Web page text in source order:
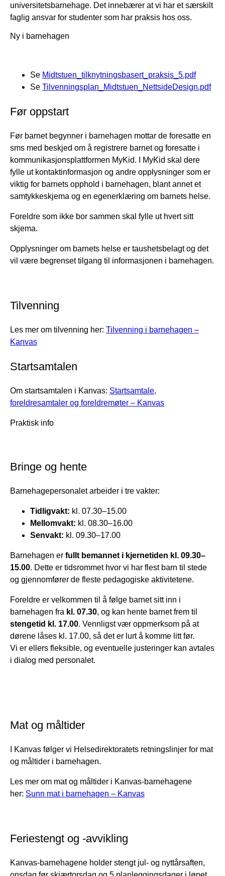
universitetsbarnehage. Det innebærer at vi har et særskilt
faglig ansvar for studenter som har praksis hos oss.
Ny i barnehagen
Se Midtstuen_tilknytningsbasert_praksis_5.pdf
Se Tilvenningsplan_Midtstuen_NettsideDesign.pdf
Før oppstart
Før barnet begynner i barnehagen mottar de foresatte en
sms med beskjed om å registrere barnet og foresatte i
kommunikasjonsplattformen MyKid. I MyKid skal dere
fylle ut kontaktinformasjon og andre opplysninger som er
viktig for barnets opphold i barnehagen, blant annet et
samtykkeskjema og en egenerklæring om barnets helse.
Foreldre som ikke bor sammen skal fylle ut hvert sitt
skjema.
Opplysninger om barnets helse er taushetsbelagt og det
vil være begrenset tilgang til informasjonen i barnehagen.
Tilvenning
Les mer om tilvenning her: Tilvenning i barnehagen –
Kanvas
Startsamtalen
Om startsamtalen i Kanvas: Startsamtale,
foreldresamtaler og foreldremøter – Kanvas
Praktisk info
Bringe og hente
Barnehagepersonalet arbeider i tre vakter:
Tidligvakt: kl. 07.30–15.00
Mellomvakt: kl. 08.30–16.00
Senvakt: kl. 09.30–17.00
Barnehagen er fullt bemannet i kjernetiden kl. 09.30–
15.00. Dette er tidsrommet hvor vi har flest barn til stede
og gjennomfører de fleste pedagogiske aktivitetene.
Foreldre er velkommen til å følge barnet sitt inn i
barnehagen fra kl. 07.30, og kan hente barnet frem til
stengetid kl. 17.00. Vennligst vær oppmerksom på at
dørene låses kl. 17.00, så det er lurt å komme litt før.
Vi er ellers fleksible, og eventuelle justeringer kan avtales
i dialog med personalet.
Mat og måltider
I Kanvas følger vi Helsedirektoratets retningslinjer for mat
og måltider i barnehagen.
Les mer om mat og måltider i Kanvas-barnehagene
her: Sunn mat i barnehagen – Kanvas
Feriestengt og -avvikling
Kanvas-barnehagene holder stengt jul- og nyttårsaften,